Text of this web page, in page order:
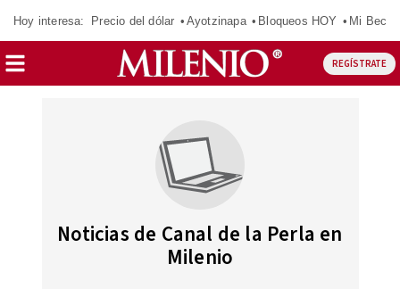
Hoy interesa: Precio del dólar Ayotzinapa Bloqueos HOY Mi Beca
REGÍSTRATE
Noticias de Canal de la Perla en
Milenio